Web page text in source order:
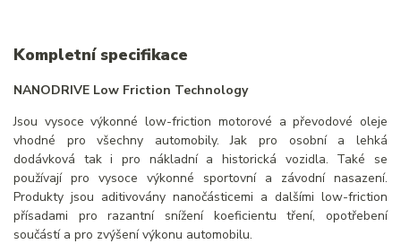
Kompletní specifikace
NANODRIVE Low Friction Technology
Jsou vysoce výkonné low-friction motorové a převodové oleje
vhodné pro všechny automobily. Jak pro osobní a lehká
dodávková tak i pro nákladní a historická vozidla. Také se
používají pro vysoce výkonné sportovní a závodní nasazení.
Produkty jsou aditivovány nanočásticemi a dalšími low-friction
přísadami pro razantní snížení koeficientu tření, opotřebení
součástí a pro zvýšení výkonu automobilu.